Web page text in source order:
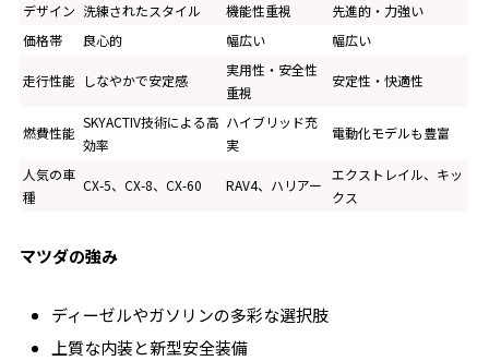
デザイン 洗練されたスタイル 機能性重視
先進的・力強い
価格帯
良心的 幅広い 幅広い
走行性能 しなやかで安定感
実用性・安全性
重視
安定性・快適性
燃費性能
SKYACTIV技術による高
効率
ハイブリッド充
実
電動化モデルも豊富
人気の車
種
CX-5、CX-8、CX-60 RAV4、ハリアー
エクストレイル、キッ
クス
マツダの強み
ディーゼルやガソリンの多彩な選択肢
上質な内装と新型安全装備